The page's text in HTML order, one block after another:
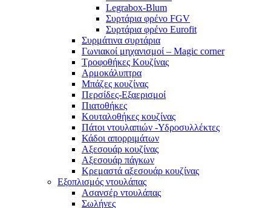
Legrabox-Blum
Συρτάρια φρένο FGV
Συρτάρια φρένο Eurofit
Συρμάτινα συρτάρια
Γωνιακοί μηχανισμοί – Magic corner
Τροφοθήκες Κουζίνας
Αρμοκάλυπτρα
Μπάζες κουζίνας
Περσίδες-Εξαερισμοί
Πιατοθήκες
Κουταλοθήκες κουζίνας
Πάτοι ντουλαπιών -Υδροσυλλέκτες
Κάδοι απορριμάτων
Αξεσουάρ κουζίνας
Αξεσουάρ πάγκων
Κρεμαστά αξεσουάρ κουζίνας
Εξοπλισμός ντουλάπας
Ασανσέρ ντουλάπας
Σωλήνες